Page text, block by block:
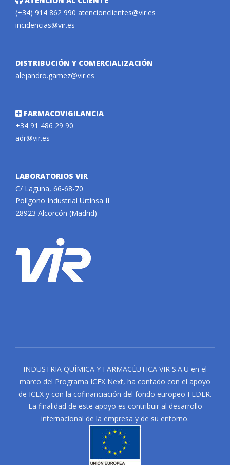
(+34) 914 862 990 atencionclientes@vir.es
incidencias@vir.es
DISTRIBUCIÓN Y COMERCIALIZACIÓN
alejandro.gamez@vir.es
FARMACOVIGILANCIA
+34 91 486 29 90
adr@vir.es
LABORATORIOS VIR
C/ Laguna, 66-68-70
Polígono Industrial Urtinsa II
28923 Alcorcón (Madrid)
INDUSTRIA QUÍMICA Y FARMACÉUTICA VIR S.A.U en el
marco del Programa ICEX Next, ha contado con el apoyo
de ICEX y con la cofinanciación del fondo europeo FEDER.
La finalidad de este apoyo es contribuir al desarrollo
internacional de la empresa y de su entorno.